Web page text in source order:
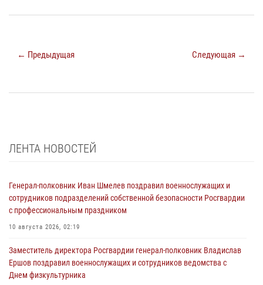
← Предыдущая Следующая →
ЛЕНТА НОВОСТЕЙ
Генерал-полковник Иван Шмелев поздравил военнослужащих и
сотрудников подразделений собственной безопасности Росгвардии
с профессиональным праздником
10 августа 2026, 02:19
Заместитель директора Росгвардии генерал-полковник Владислав
Ершов поздравил военнослужащих и сотрудников ведомства с
Днем физкультурника